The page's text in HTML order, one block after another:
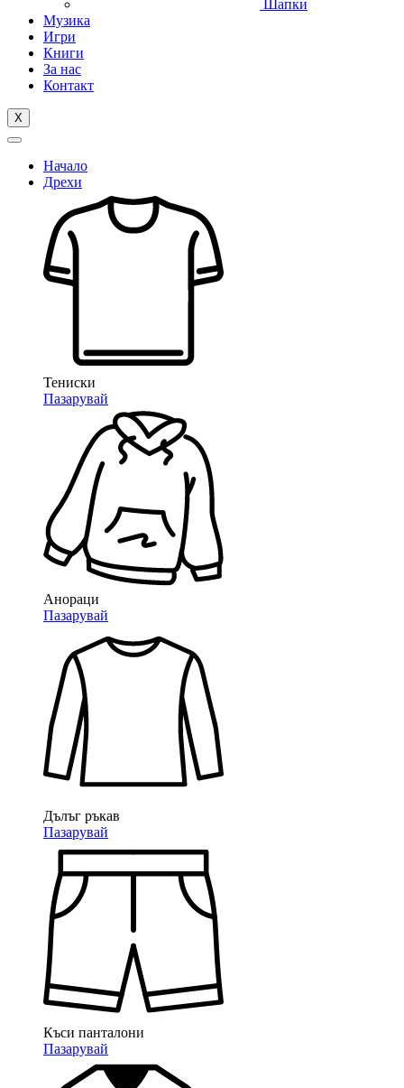
Шапки
Музика
Игри
Книги
За нас
Контакт
X
Начало
Дрехи
Тениски
Пазарувай
Анораци
Пазарувай
Дълъг ръкав
Пазарувай
Къси панталони
Пазарувай